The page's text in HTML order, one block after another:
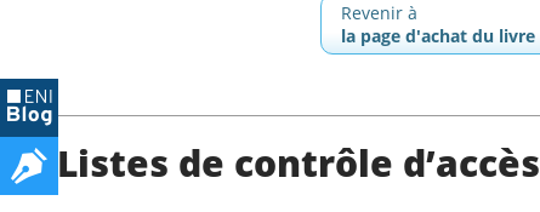
Revenir à
la page d'achat du livre
Listes de contrôle d’accès